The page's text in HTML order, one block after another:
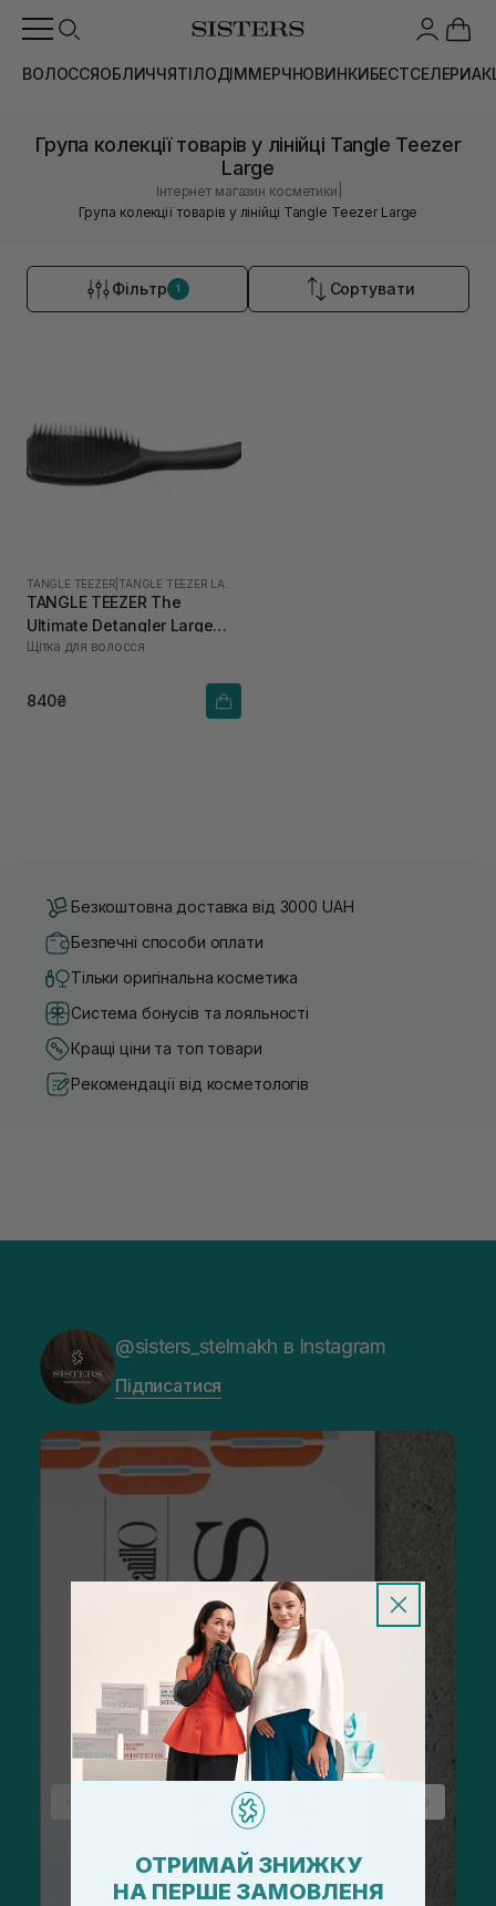
ВОЛОССЯОБЛИЧЧЯТІЛОДІММЕРЧНОВИНКИБЕСТСЕЛЕРИ
Група колекції товарів у лінійці Tangle Teezer
Large
Інтернет магазин косметики
Група колекції товарів у лінійці Tangle Teezer Large
Фільтр 1 Сортувати
TANGLE TEEZER
TANGLE TEEZER The
Ultimate Detangler Large
Black Gloss
Щітка для волосся
840₴
Безкоштовна доставка від 3000 UAH
Безпечні способи оплати
Тільки оригінальна косметика
Система бонусів та лояльності
Кращі ціни та топ товари
Рекомендації від косметологів
@sisters_stelmakh в Instagram
Підписатися
ОТРИМАЙ ЗНИЖКУ
НА ПЕРШЕ ЗАМОВЛЕНЯ